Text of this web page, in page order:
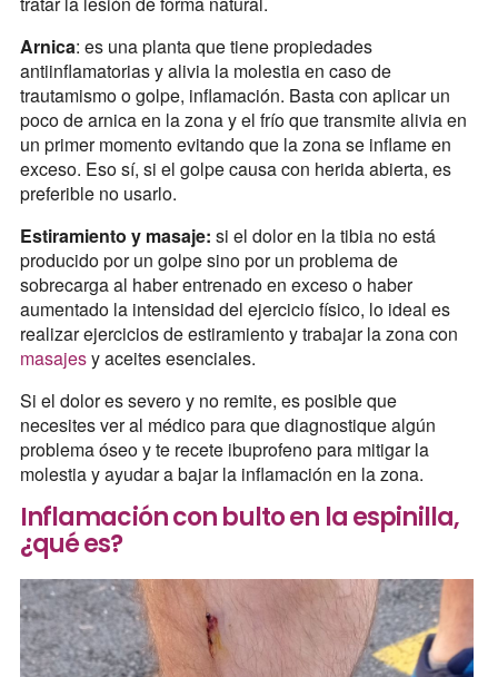
Arnica: es una planta que tiene propiedades
antiinflamatorias y alivia la molestia en caso de
trautamismo o golpe, inflamación. Basta con aplicar un
poco de arnica en la zona y el frío que transmite alivia en
un primer momento evitando que la zona se inflame en
exceso. Eso sí, si el golpe causa con herida abierta, es
preferible no usarlo.
Estiramiento y masaje: si el dolor en la tibia no está
producido por un golpe sino por un problema de
sobrecarga al haber entrenado en exceso o haber
aumentado la intensidad del ejercicio físico, lo ideal es
realizar ejercicios de estiramiento y trabajar la zona con
masajesy aceites esenciales.
Si el dolor es severo y no remite, es posible que
necesites ver al médico para que diagnostique algún
problema óseo y te recete ibuprofeno para mitigar la
molestia y ayudar a bajar la inflamación en la zona.
Inflamación con bulto en la espinilla,
¿qué es?